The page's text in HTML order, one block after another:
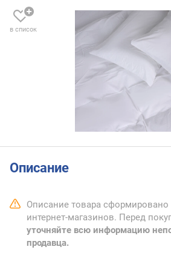
в список
Описание
Описание товара сформировано
интернет-магазинов. Перед
уточняйте всю информацию
продавца.